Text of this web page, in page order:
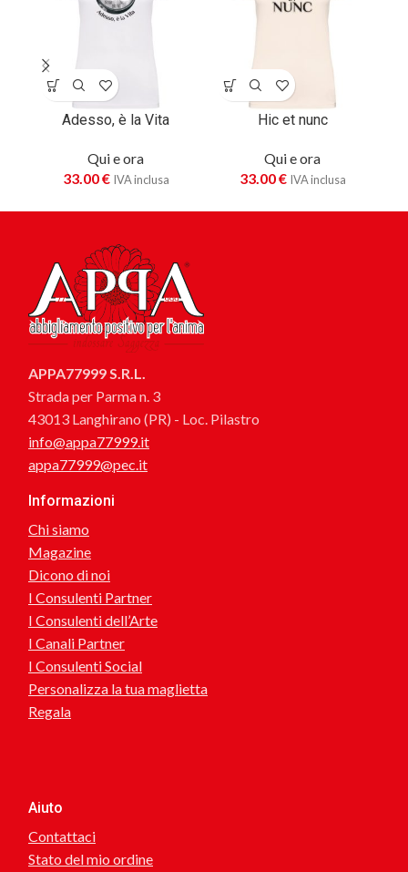
Adesso, è la Vita
Qui e ora
33.00€ IVA inclusa
Hic et nunc
Qui e ora
33.00€ IVA inclusa
APPA77999 S.R.L.
Strada per Parma n. 3
43013 Langhirano (PR) - Loc. Pilastro
info@appa77999.it
appa77999@pec.it
Informazioni
Chi siamo
Magazine
Dicono di noi
I Consulenti Partner
I Consulenti dell’Arte
I Canali Partner
I Consulenti Social
Personalizza la tua maglietta
Regala
Aiuto
Contattaci
Stato del mio ordine